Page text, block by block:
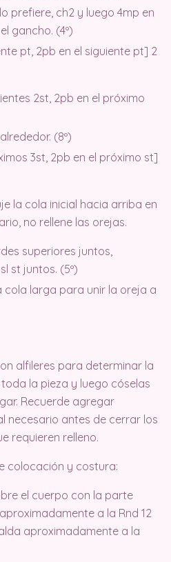
prefiere, ch2 y luego 4mp en
gancho. (4º)
pt, 2pb en el siguiente pt] 2
2st, 2pb en el próximo
(8º)
3st, 2pb en el próximo st]
la cola inicial hacia arriba en
no rellene las orejas.
superiores juntos,
st juntos. (5º)
cola larga para unir la oreja a
alfileres para determinar la
la pieza y luego cóselas
Recuerde agregar
necesario antes de cerrar los
requieren relleno.
colocación y costura:
el cuerpo con la parte
a la Rnd 12
aproximadamente a la